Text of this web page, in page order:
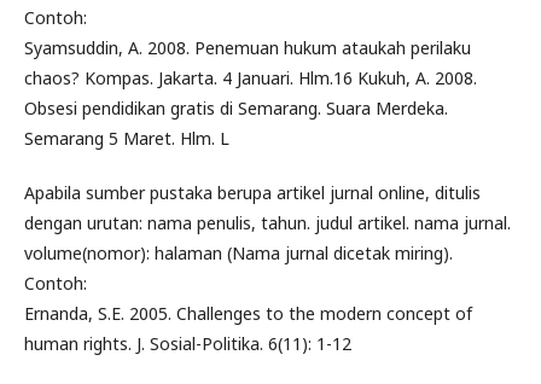
Contoh:
Syamsuddin, A. 2008. Penemuan hukum ataukah perilaku
chaos? Kompas. Jakarta. 4 Januari. Hlm.16 Kukuh, A. 2008.
Obsesi pendidikan gratis di Semarang. Suara Merdeka.
Semarang 5 Maret. Hlm. L
Apabila sumber pustaka berupa artikel jurnal online, ditulis
dengan urutan: nama penulis, tahun. judul artikel. nama jurnal.
volume(nomor): halaman (Nama jurnal dicetak miring).
Contoh:
Ernanda, S.E. 2005. Challenges to the modern concept of
human rights. J. Sosial-Politika. 6(11): 1-12